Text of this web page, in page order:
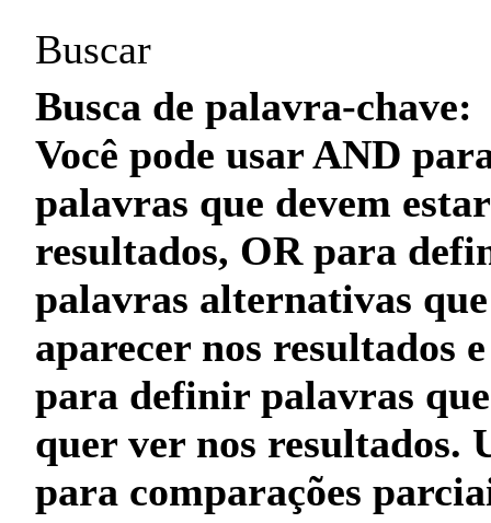
Buscar
Busca de palavra-chave:
Você pode usarAND
palavras que devem
resultados, ORpara
palavras alternativas
aparecer nos resultados
para definir palavras
quer ver nos resultados.
para comparações